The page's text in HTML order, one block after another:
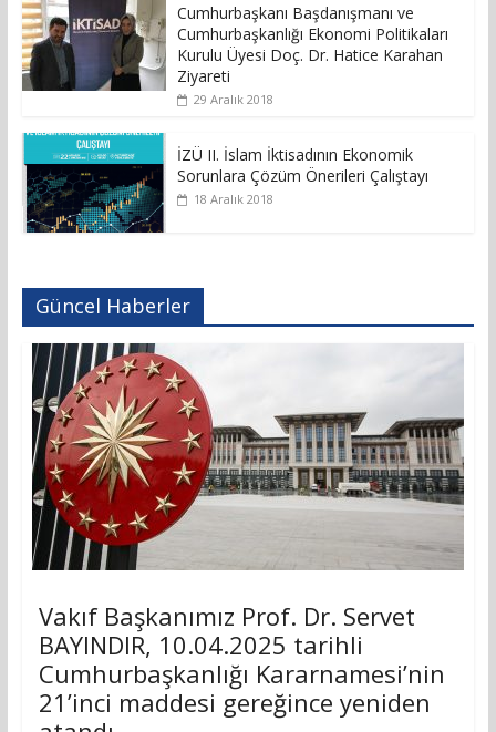
Cumhurbaşkanı Başdanışmanı ve
Cumhurbaşkanlığı Ekonomi Politikaları
Kurulu Üyesi Doç. Dr. Hatice Karahan
Ziyareti
29 Aralık 2018
İZÜ II. İslam İktisadının Ekonomik
Sorunlara Çözüm Önerileri Çalıştayı
18 Aralık 2018
Güncel Haberler
Vakıf Başkanımız Prof. Dr. Servet
BAYINDIR, 10.04.2025 tarihli
Cumhurbaşkanlığı Kararnamesi’nin
21’inci maddesi gereğince yeniden